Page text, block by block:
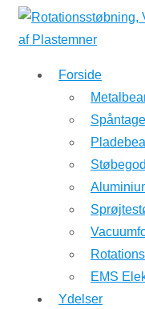
↓
Hop
hovedindhold
Forside
EMS
Ydelser